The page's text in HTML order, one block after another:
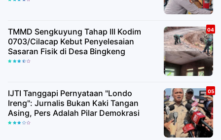
TMMD Sengkuyung Tahap III Kodim
0703/Cilacap Kebut Penyelesaian
Sasaran Fisik di Desa Bingkeng
IJTI Tanggapi Pernyataan "Londo
Ireng": Jurnalis Bukan Kaki Tangan
Asing, Pers Adalah Pilar Demokrasi